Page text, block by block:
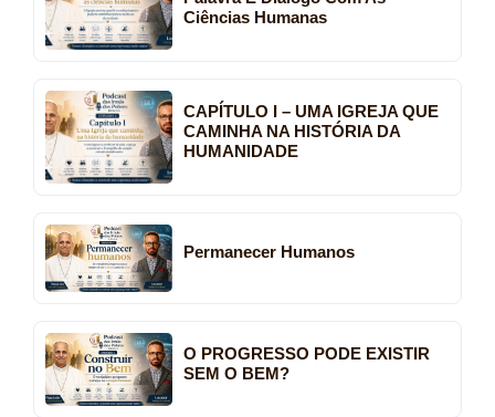
Ciências Humanas
CAPÍTULO I – UMA IGREJA QUE
CAMINHA NA HISTÓRIA DA
HUMANIDADE
Permanecer Humanos
O PROGRESSO PODE EXISTIR
SEM O BEM?